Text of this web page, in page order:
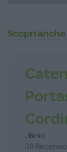
Scopri anche
J Bimbi
38